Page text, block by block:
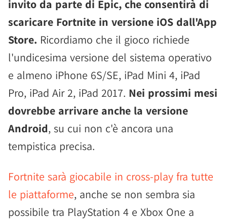
invito da parte di Epic, che consentirà di
scaricare Fortnite in versione iOS dall'App
Store. Ricordiamo che il gioco richiede
l'undicesima versione del sistema operativo
e almeno iPhone 6S/SE, iPad Mini 4, iPad
Pro, iPad Air 2, iPad 2017. Nei prossimi mesi
dovrebbe arrivare anche la versione
Android, su cui non c'è ancora una
tempistica precisa.
Fortnite sarà giocabile in cross-play fra tutte
le piattaforme, anche se non sembra sia
possibile tra PlayStation 4 e Xbox One a